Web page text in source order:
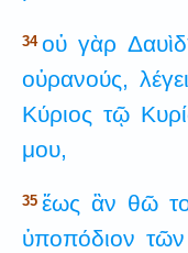
34 οὐ γὰρ
οὐρανούς,
λέγει
Κύριος τῷ
μου,
35 ἕως ἂν θῶ
ὑποπόδιον τῶν